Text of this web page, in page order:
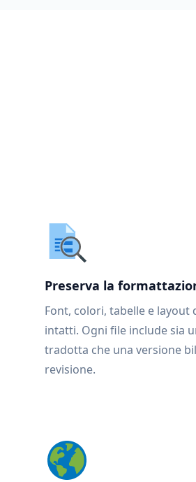
Preserva la
Font, colori, tabelle e layout
intatti. Ogni file include sia
tradotta che una versione
revisione.